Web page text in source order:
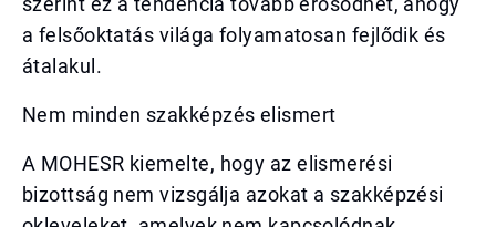
a felsőoktatás világa folyamatosan fejlődik és
átalakul.
Nem minden szakképzés elismert
A MOHESR kiemelte, hogy az elismerési
bizottság nem vizsgálja azokat a szakképzési